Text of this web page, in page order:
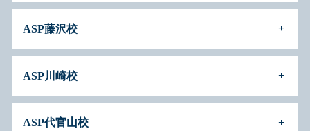
ASP藤沢校
ASP川崎校
ASP代官山校